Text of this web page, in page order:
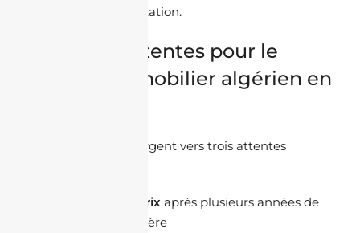
prime sur la précipitation.
1. Quelles attentes pour le
marché immobilier algérien en
Les réponses convergent vers trois attentes
Stabilité des prix après plusieurs années de
hausse irrégulière